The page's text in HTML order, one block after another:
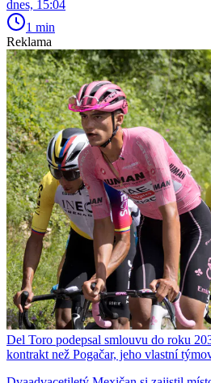
dnes, 15:04
1 min
Reklama
Del Toro podepsal smlouvu do roku
kontrakt než Pogačar, jeho vlastní